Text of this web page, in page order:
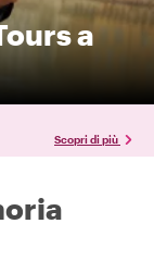
a
Scopri di più